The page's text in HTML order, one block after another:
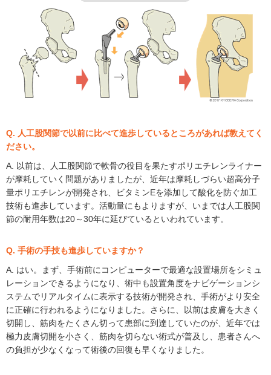
Q. 人工股関節で以前に比べて進歩しているところがあれば教えてく
ださい。
A. 以前は、人工股関節で軟骨の役目を果たすポリエチレンライナー
が摩耗していく問題がありましたが、近年は摩耗しづらい超高分子
量ポリエチレンが開発され、ビタミンEを添加して酸化を防ぐ加工
技術も進歩しています。活動量にもよりますが、いまでは人工股関
節の耐用年数は20～30年に延びているといわれています。
Q. 手術の手技も進歩していますか？
A. はい。まず、手術前にコンピューターで最適な設置場所をシミュ
レーションできるようになり、術中も設置角度をナビゲーションシ
ステムでリアルタイムに表示する技術が開発され、手術がより安全
に正確に行われるようになりました。さらに、以前は皮膚を大きく
切開し、筋肉をたくさん切って患部に到達していたのが、近年では
極力皮膚切開を小さく、筋肉を切らない術式が普及し、患者さんへ
の負担が少なくなって術後の回復も早くなりました。